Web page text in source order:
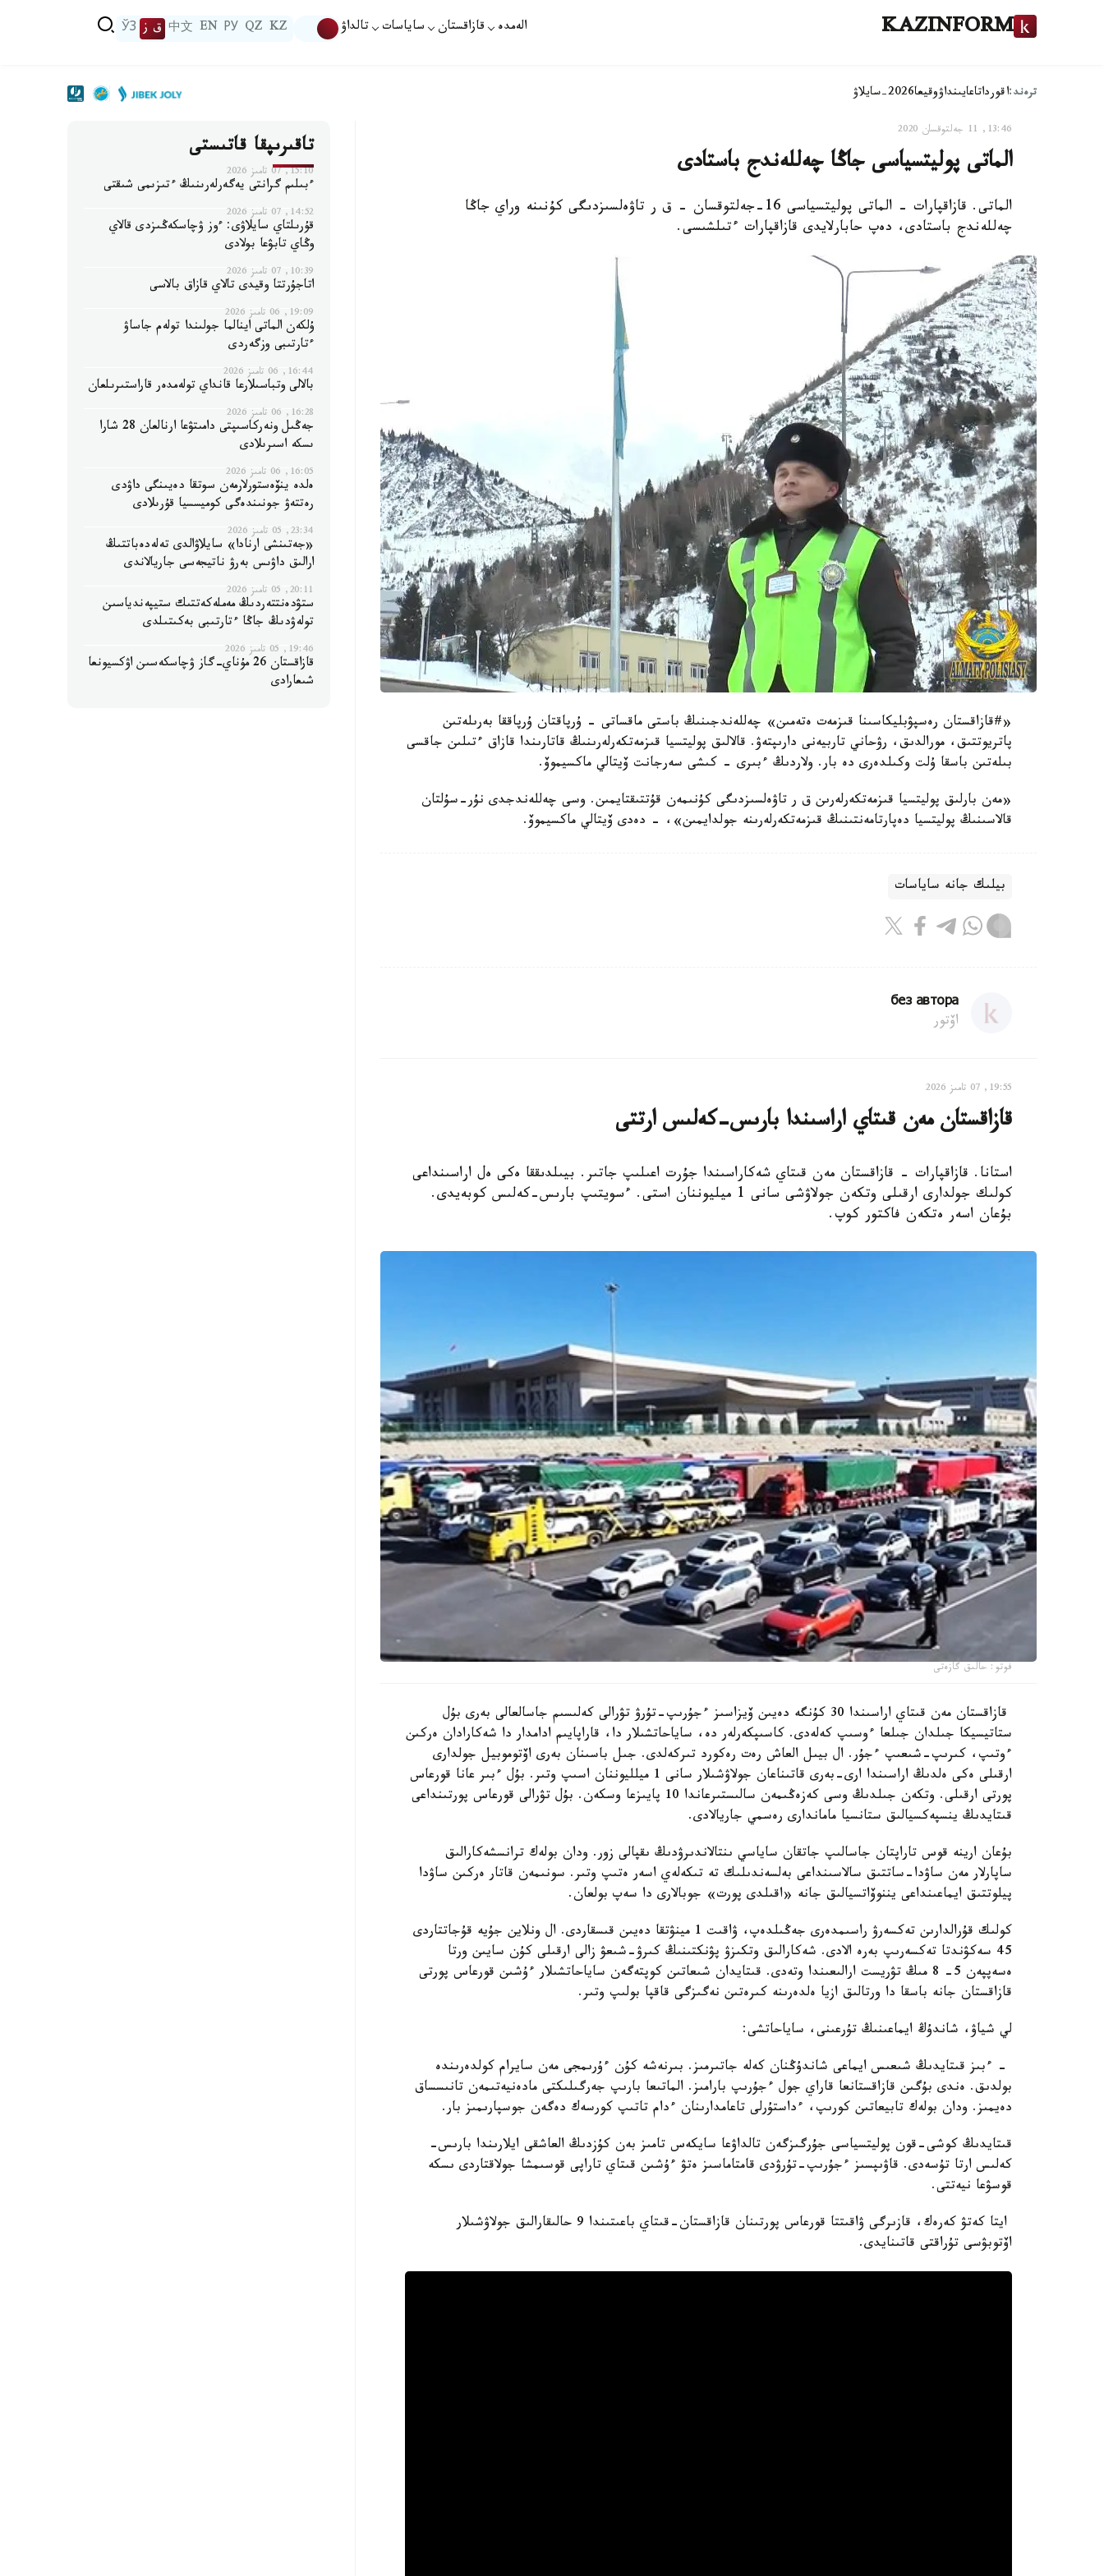
KAZINFORM الەمدە قازاقستان ساياسات تالداۋ KZ
QZ
РУ
EN
中文 ق ز ЎЗ
ترەند:اقورداتاعايىنداۋوقيعا2026-سايلاۋ
13:46, 11 جەلتوقسان 2020
الماتى پوليتسياسى جاڭا چەللەندج باستادى
الماتى. قازاقپارات - الماتى پوليتسياسى 16-جەلتوقسان – ق ر تاۋەلسىزدىگى كۇنىنە وراي جاڭا
چەللەندج باستادى، دەپ حابارلايدى قازاقپارات ءتىلشىسى.
«#قازاقستان رەسپۋبليكاسىنا قىزمەت ەتەمىن» چەللەندجىنىڭ باستى ماقساتى - ۇرپاقتان ۇرپاققا بەرىلەتىن
پاتريوتتىق، مورالدىق، رۋحاني تاربيەنى دارىپتەۋ. قالالىق پوليتسيا قىزمەتكەرلەرىنىڭ قاتارىندا قازاق ءتىلىن جاقسى
بىلەتىن باسقا ۇلت وكىلدەرى دە بار. ولاردىڭ ءبىرى - كىشى سەرجانت ۆيتالي ماكسيموۆ.
«مەن بارلىق پوليتسيا قىزمەتكەرلەرىن ق ر تاۋەلسىزدىگى كۇنىمەن قۇتتىقتايمىن. وسى چەللەندجدى نۇر-سۇلتان
قالاسىنىڭ پوليتسيا دەپارتامەنتىنىڭ قىزمەتكەرلەرىنە جولدايمىن»، - دەدى ۆيتالي ماكسيموۆ.
بيلىك جانە ساياسات
без автора
اۆتور
19:55, 07 تامىز 2026
قازاقستان مەن قىتاي اراسىندا بارىس-كەلىس ارتتى
استانا. قازاقپارات - قازاقستان مەن قىتاي شەكاراسىندا جۇرت اعىلىپ جاتىر. بيىلدىققا ەكى ەل اراسىنداعى
كولىك جولدارى ارقىلى وتكەن جولاۋشى سانى 1 ميليوننان استى. ءسويتىپ بارىس-كەلىس كوبەيدى.
بۇعان اسەر ەتكەن فاكتور كوپ.
فوتو: حالىق گازەتى
قازاقستان مەن قىتاي اراسىندا 30 كۇنگە دەيىن ۆيزاسىز ءجۇرىپ-تۇرۋ تۋرالى كەلىسىم جاسالعالى بەرى بۇل
ستاتيسيكا جىلدان جىلعا ءوسىپ كەلەدى. كاسىپكەرلەر دە، ساياحاتشىلار دا، قاراپايىم ادامدار دا شەكارادان ەركىن
ءوتىپ، كىرىپ-شىعىپ ءجۇر. ال بيىل العاش رەت رەكورد تىركەلدى. جىل باسىنان بەرى اۆتوموبيل جولدارى
ارقىلى ەكى ەلدىڭ اراسىندا ارى-بەرى قاتىناعان جولاۋشىلار سانى 1 ميلليوننان اسىپ وتىر. بۇل ءبىر عانا قورعاس
پورتى ارقىلى. وتكەن جىلدىڭ وسى كەزەڭىمەن سالىستىرعاندا 10 پايىزعا وسكەن. بۇل تۋرالى قورعاس پورتىنداعى
قىتايدىڭ ينسپەكسيالىق ستانسيا ماماندارى رەسمي جاريالادى.
بۇعان ارينە قوس تاراپتان جاسالىپ جاتقان ساياسي ىنتالاندىرۋدىڭ ىقپالى زور. ودان بولەك ترانسشەكارالىق
ساپارلار مەن ساۋدا-ساتتىق سالاسىنداعى بەلسەندىلىك تە تىكەلەي اسەر ەتىپ وتىر. سونىمەن قاتار ەركىن ساۋدا
پيلوتتىق ايماعىنداعى يننوۆاتسيالىق جانە «اقىلدى پورت» جوبالارى دا سەپ بولعان.
كولىك قۇرالدارىن تەكسەرۋ راسىمدەرى جەڭىلدەپ، ۋاقىت 1 مينۋتقا دەيىن قىسقاردى. ال ونلاين جۇيە قۇجاتتاردى
45 سەكۋندتا تەكسەرىپ بەرە الادى. شەكارالىق وتكىزۋ پۋنكتىنىڭ كىرۋ-شىعۋ زالى ارقىلى كۇن سايىن ورتا
ەسەپپەن 5- 8 مىڭ تۋريست ارالىعىندا وتەدى. قىتايدان شىعاتىن كوپتەگەن ساياحاتشىلار ءۇشىن قورعاس پورتى
قازاقستان جانە باسقا دا ورتالىق ازيا ەلدەرىنە كىرەتىن نەگىزگى قاقپا بولىپ وتىر.
لي شياۋ، شاندۇڭ ايماعىنىڭ تۇرعىنى، ساياحاتشى:
- ءبىز قىتايدىڭ شىعىس ايماعى شاندۇڭنان كەلە جاتىرمىز. بىرنەشە كۇن ءۇرىمجى مەن سايرام كولدەرىندە
بولدىق. ەندى بۇگىن قازاقستانعا قاراي جول ءجۇرىپ بارامىز. الماتىعا بارىپ جەرگىلىكتى مادەنيەتىمەن تانىسساق
دەيمىز. ودان بولەك تابيعاتىن كورىپ، ءداستۇرلى تاعامدارىنان ءدام تاتىپ كورسەك دەگەن جوسپارىمىز بار.
قىتايدىڭ كوشى-قون پوليتسياسى جۇرگىزگەن تالداۋعا سايكەس تامىز بەن كۇزدىڭ العاشقى ايلارىندا بارىس-
كەلىس ارتا تۇسەدى. قاۋىپسىز ءجۇرىپ-تۇرۋدى قامتاماسىز ەتۋ ءۇشىن قىتاي تاراپى قوسىمشا جولاقتاردى ىسكە
قوسۋعا نيەتتى.
ايتا كەتۋ كەرەك، قازىرگى ۋاقىتتا قورعاس پورتىنان قازاقستان-قىتاي باعىتىندا 9 حالىقارالىق جولاۋشىلار
اۆتوبۋسى تۇراقتى قاتىنايدى.
تاقىرىپقا قاتىستى
15:10, 07 تامىز 2026
ءبىلىم گرانتى يەگەرلەرىنىڭ ءتىزىمى شىقتى
14:52, 07 تامىز 2026
قۇرىلتاي سايلاۋى: ءوز ۋچاسكەڭىزدى قالاي
وڭاي تابۋعا بولادى
10:39, 07 تامىز 2026
اتاجۇرتتا وقيدى تالاي قازاق بالاسى
19:09, 06 تامىز 2026
ۇلكەن الماتى اينالما جولىندا تولەم جاساۋ
ءتارتىبى وزگەردى
16:44, 06 تامىز 2026
بالالى وتباسىلارعا قانداي تولەمدەر قاراستىرىلعان
16:28, 06 تامىز 2026
جەڭىل ونەركاسىپتى دامىتۋعا ارنالعان 28 شارا
ىسكە اسىرىلادى
16:05, 06 تامىز 2026
ەلدە ينۆەستورلارمەن سوتقا دەيىنگى داۋدى
رەتتەۋ جونىندەگى كوميسسيا قۇرىلادى
23:34, 05 تامىز 2026
«جەتىنشى ارنادا» سايلاۋالدى تەلەدەباتتىڭ
ارالىق داۋىس بەرۋ ناتيجەسى جاريالاندى
20:11, 05 تامىز 2026
ستۋدەنتتەردىڭ مەملەكەتتىك ستيپەندياسىن
تولەۋدىڭ جاڭا ءتارتىبى بەكىتىلدى
19:46, 05 تامىز 2026
قازاقستان 26 مۇناي-گاز ۋچاسكەسىن اۋكسيونعا
شىعارادى